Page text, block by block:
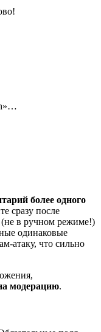
более одного
сразу после
в ручном режиме!)
одинаковые
атаку, что сильно
модерацию.